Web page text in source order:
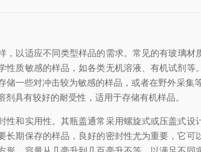
，以适应不同类型样品的需求。常见的有玻璃
性质敏感的样品，如各类无机溶液、有机试剂
储一些对冲击较为敏感的样品，或者在野外采
剂具有较好的耐受性，适用于存储有机样品。
和实用性。其瓶盖通常采用螺旋式或压盖式设
长期保存的样品，良好的密封性尤为重要，它